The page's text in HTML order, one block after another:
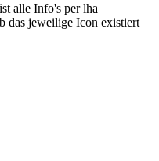
alle Info's per lha
das jeweilige Icon existiert